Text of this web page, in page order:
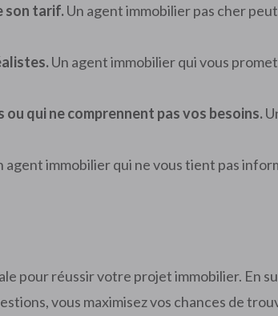
son tarif.Un agent immobilier pas cher
Un agent immobilier qui vous
qui ne comprennent pas vos besoins.
agent immobilier qui ne vous tient pas
pour réussir votre projet immobilier. En
vous maximisez vos chances de